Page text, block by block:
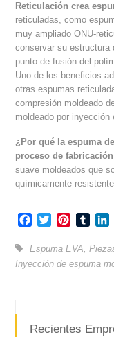
Reticulación crea
reticuladas, como
muy ampliado ONU-
conservar su estructura
punto de fusión del
Uno de los beneficios
otras espumas
compresión moldeado
moldeado por inyección
¿Por qué la espuma
proceso de
suave moldeados que
químicamente
Facebook
TwitterPinterest
Espuma EVA,
Inyección de espuma
Recientes